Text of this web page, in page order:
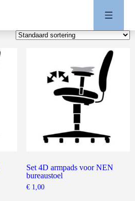
Set 4D armpads voor NEN
bureaustoel
€1,00